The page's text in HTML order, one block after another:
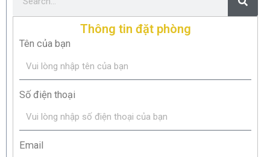
Thông tin đặt phòng
Tên của bạn
Số điện thoại
Email